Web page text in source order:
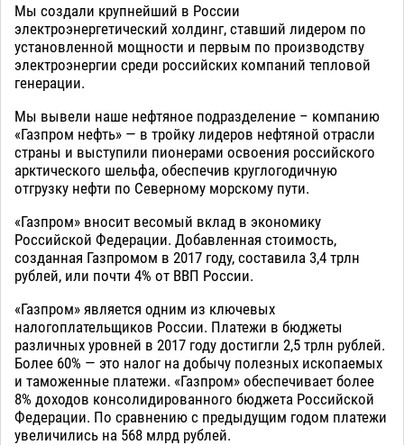
Мы создали крупнейший в России
электроэнергетический холдинг, ставший лидером по
установленной мощности и первым по производству
электроэнергии среди российских компаний тепловой
генерации.
Мы вывели наше нефтяное подразделение – компанию
«Газпром нефть» — в тройку лидеров нефтяной отрасли
страны и выступили пионерами освоения российского
арктического шельфа, обеспечив круглогодичную
отгрузку нефти по Северному морскому пути.
«Газпром» вносит весомый вклад в экономику
Российской Федерации. Добавленная стоимость,
созданная Газпромом в 2017 году, составила 3,4 трлн
рублей, или почти 4% от ВВП России.
«Газпром» является одним из ключевых
налогоплательщиков России. Платежи в бюджеты
различных уровней в 2017 году достигли 2,5 трлн рублей.
Более 60% — это налог на добычу полезных ископаемых
и таможенные платежи. «Газпром» обеспечивает более
8% доходов консолидированного бюджета Российской
Федерации. По сравнению с предыдущим годом платежи
увеличились на 568 млрд рублей.